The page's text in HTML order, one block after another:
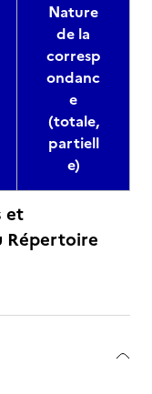
Nature
de la
corresp
ondanc
e
(totale,
partiell
e)
et
Répertoire